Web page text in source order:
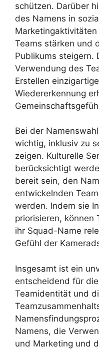
schützen. Darüber
des Namens in
Teams stärken und
Publikums steigern.
Verwendung des
Erstellen
Wiedererkennung
Bei der
wichtig, inklusiv zu
zeigen. Kulturelle
berücksichtigt
bereit sein, den
entwickelnden
werden. Indem sie
priorisieren, können
ihr Squad-Name
Gefühl der
Insgesamt ist ein
entscheidend für
Teamidentität und
Namens, die
und Marketing und